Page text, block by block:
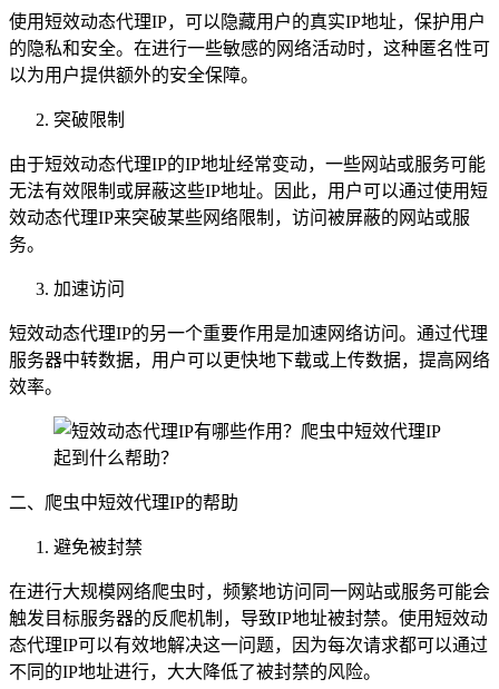
使用短效动态代理IP，可以隐藏用户的真实IP地址，保护用户
的隐私和安全。在进行一些敏感的网络活动时，这种匿名性可
以为用户提供额外的安全保障。
突破限制
由于短效动态代理IP的IP地址经常变动，一些网站或服务可能
无法有效限制或屏蔽这些IP地址。因此，用户可以通过使用短
效动态代理IP来突破某些网络限制，访问被屏蔽的网站或服
务。
加速访问
短效动态代理IP的另一个重要作用是加速网络访问。通过代理
服务器中转数据，用户可以更快地下载或上传数据，提高网络
效率。
二、爬虫中短效代理IP的帮助
避免被封禁
在进行大规模网络爬虫时，频繁地访问同一网站或服务可能会
触发目标服务器的反爬机制，导致IP地址被封禁。使用短效动
态代理IP可以有效地解决这一问题，因为每次请求都可以通过
不同的IP地址进行，大大降低了被封禁的风险。